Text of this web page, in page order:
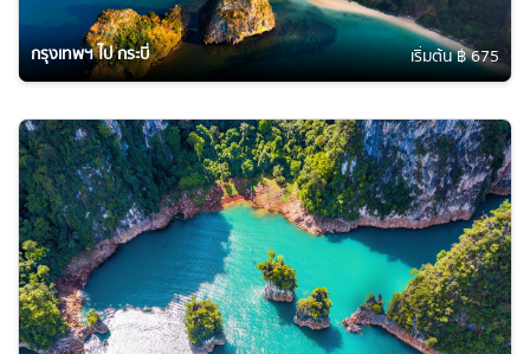
กรุงเทพฯ ไป กระบี่ เริ่มต้น ฿ 675